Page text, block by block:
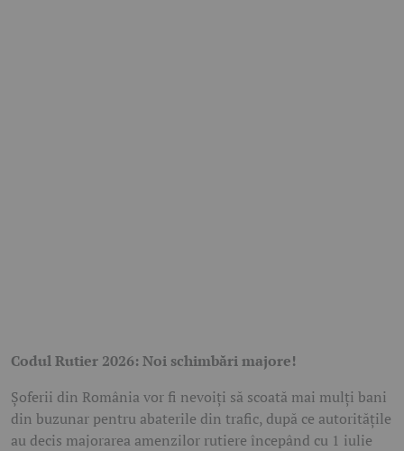
Codul Rutier 2026: Noi schimbări majore!
Șoferii din România vor fi nevoiți să scoată mai mulți bani
din buzunar pentru abaterile din trafic, după ce autoritățile
au decis majorarea amenzilor rutiere începând cu 1 iulie